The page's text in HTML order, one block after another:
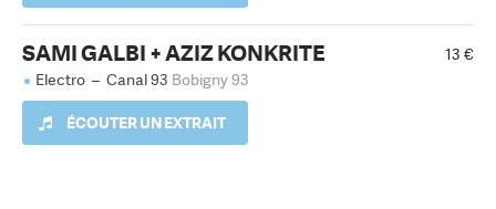
13 €
SAMI GALBI + AZIZ KONKRITE
Electro – Canal 93 Bobigny 93
ÉCOUTER UN EXTRAIT